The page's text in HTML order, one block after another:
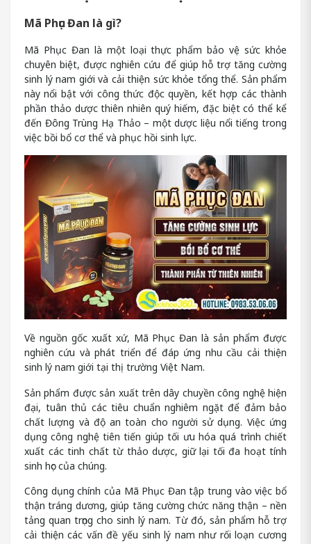
Mã Phục Đan là gì?
Mã Phục Đan là một loại thực phẩm bảo vệ sức khỏe
chuyên biệt, được nghiên cứu để giúp hỗ trợ tăng cường
sinh lý nam giới và cải thiện sức khỏe tổng thể. Sản phẩm
này nổi bật với công thức độc quyền, kết hợp các thành
phần thảo dược thiên nhiên quý hiếm, đặc biệt có thể kể
đến Đông Trùng Hạ Thảo – một dược liệu nổi tiếng trong
việc bồi bổ cơ thể và phục hồi sinh lực.
Về nguồn gốc xuất xứ, Mã Phục Đan là sản phẩm được
nghiên cứu và phát triển để đáp ứng nhu cầu cải thiện
sinh lý nam giới tại thị trường Việt Nam.
Sản phẩm được sản xuất trên dây chuyền công nghệ hiện
đại, tuân thủ các tiêu chuẩn nghiêm ngặt để đảm bảo
chất lượng và độ an toàn cho người sử dụng. Việc ứng
dụng công nghệ tiên tiến giúp tối ưu hóa quá trình chiết
xuất các tinh chất từ thảo dược, giữ lại tối đa hoạt tính
sinh học của chúng.
Công dụng chính của Mã Phục Đan tập trung vào việc bổ
thận tráng dương, giúp tăng cường chức năng thận – nền
tảng quan trọng cho sinh lý nam. Từ đó, sản phẩm hỗ trợ
cải thiện các vấn đề yếu sinh lý nam như rối loạn cương